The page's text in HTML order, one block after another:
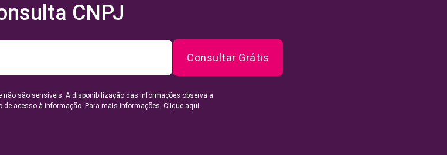
CNPJ
Consultar Grátis
não são sensíveis. A disponibilização das informações observa a
de acesso à informação. Para mais informações, Clique aqui.